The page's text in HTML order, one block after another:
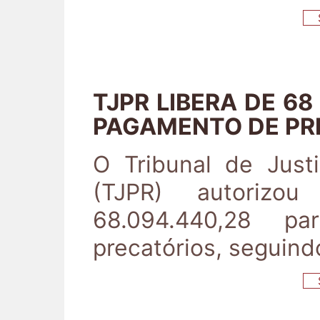
TJPR LIBERA DE
PAGAMENTO DE
O Tribunal de
(TJPR)
68.094.440,28
precatórios,